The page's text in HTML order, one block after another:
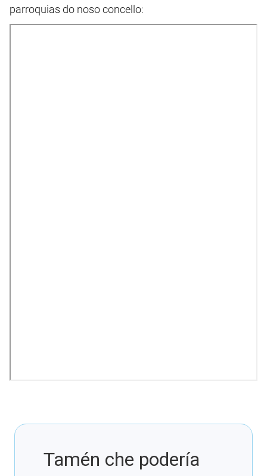
parroquias do noso concello:
Tamén che podería